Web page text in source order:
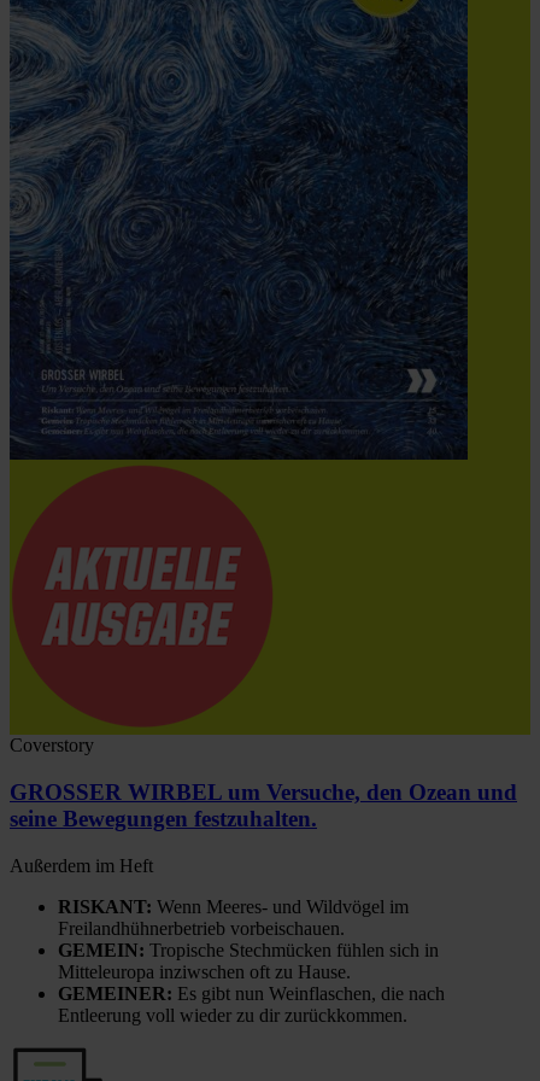
Coverstory
GROSSER WIRBEL um Versuche, den Ozean und
seine Bewegungen festzuhalten.
Außerdem im Heft
RISKANT: Wenn Meeres- und Wildvögel im
Freilandhühnerbetrieb vorbeischauen.
GEMEIN: Tropische Stechmücken fühlen sich in
Mitteleuropa inziwschen oft zu Hause.
GEMEINER: Es gibt nun Weinflaschen, die nach
Entleerung voll wieder zu dir zurückkommen.